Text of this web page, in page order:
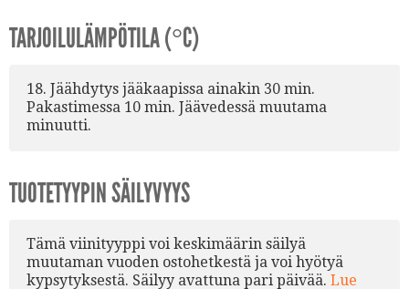
TARJOILULÄMPÖTILA (°C)
18. Jäähdytys jääkaapissa ainakin 30 min.
Pakastimessa 10 min. Jäävedessä muutama
minuutti.
TUOTETYYPIN SÄILYVYYS
Tämä viinityyppi voi keskimäärin säilyä
muutaman vuoden ostohetkestä ja voi hyötyä
kypsytyksestä. Säilyy avattuna pari päivää. Lue